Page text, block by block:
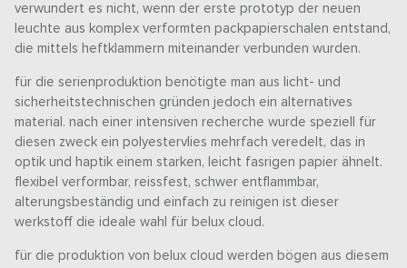
verwundert es nicht, wenn der erste prototyp der neuen
leuchte aus komplex verformten packpapierschalen entstand,
die mittels heftklammern miteinander verbunden wurden.
für die serienproduktion benötigte man aus licht- und
sicherheitstechnischen gründen jedoch ein alternatives
material. nach einer intensiven recherche wurde speziell für
diesen zweck ein polyestervlies mehrfach veredelt, das in
optik und haptik einem starken, leicht fasrigen papier ähnelt.
flexibel verformbar, reissfest, schwer entflammbar,
alterungsbeständig und einfach zu reinigen ist dieser
werkstoff die ideale wahl für belux cloud.
für die produktion von belux cloud werden bögen aus diesem